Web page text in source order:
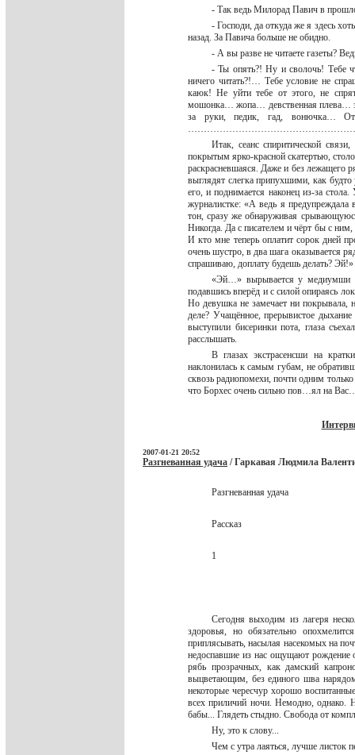
- Так ведь Милорад Павич в
- Господи, да откуда же я здесь
назад. За Павича больше не обидно.
- А вы разве не читаете газеты?
- Ты опять?! Ну и сволочь! Тебе
ничего читать?!… Тебе условие не
каюк! Не уйти тебе от этого, не
мошонка… жопа… девственная плева…
за руки, педик, гад, вонючка…
Итак, сеанс спиритической
покрытым ярко-красной скатертью,
раскрасневшаяся. Даже и без лежащего
выглядят слегка припухшими, как будто
его, и поднимается наконец из-за
журналистке: «А ведь я предупреждала
тон, сразу же обнаруживая
Никогда. Да с писателем и чёрт бы с
И кто мне теперь оплатит сорок дней
очень шустро, в два шага оказывается
спрашиваю, доплату будешь делать?
«Эй…» вырывается у медиумши
подавшись вперёд и с силой опираясь
Но девушка не замечает ни покрывала,
деле? Учащённое, прерывистое
выступили бисеринки пота, глаза
расслышать.
В глазах экстрасенсши на
наклонилась к самым губам, не
сквозь радиопомехи, почти одним
что Борхес очень сильно пов…ял на
2007-01-21 20:52
Разгневанная удача / Гаркавая Людмила
Разгневанная удача
Рассказ
1
Сегодня выходим из лагеря
здоровья, но обязательно
приплясывать, насылая насекомых на
недоспавшие из нас ощущают рождение
рябь прозрачных, как дамский
выцветающим, без единого шва
некоторые чересчур хорошо
всех приличий ночи. Немодно, однако.
бабы... Глядеть стыдно. Свобода от
Ну, это к слову...
Чем с утра лаяться, лучше листок